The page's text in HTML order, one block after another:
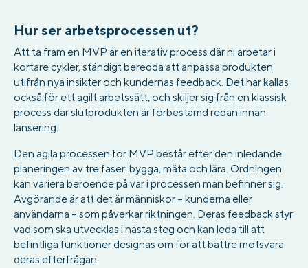
Hur ser arbetsprocessen ut?
Att ta fram en MVP är en iterativ process där ni arbetar i
kortare cykler, ständigt beredda att anpassa produkten
utifrån nya insikter och kundernas feedback. Det här kallas
också för ett agilt arbetssätt, och skiljer sig från en klassisk
process där slutprodukten är förbestämd redan innan
lansering.
Den agila processen för MVP består efter den inledande
planeringen av tre faser: bygga, mäta och lära. Ordningen
kan variera beroende på var i processen man befinner sig.
Avgörande är att det är människor – kunderna eller
användarna – som påverkar riktningen. Deras feedback styr
vad som ska utvecklas i nästa steg och kan leda till att
befintliga funktioner designas om för att bättre motsvara
deras efterfrågan.